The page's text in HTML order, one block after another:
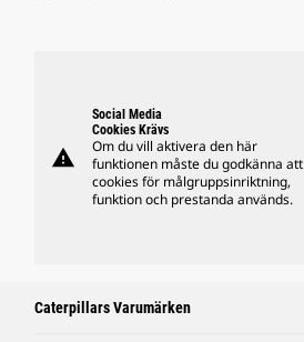
warning
Social Media
Cookies Krävs
Om du vill aktivera den här
funktionen måste du godkänna att
cookies för målgruppsinriktning,
funktion och prestanda används.
Caterpillars Varumärken